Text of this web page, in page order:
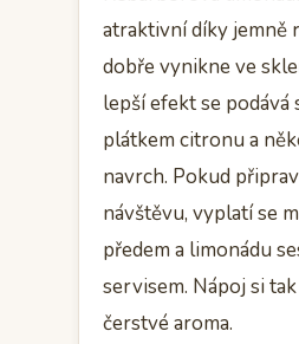
atraktivní díky jemně
dobře vynikne ve
lepší efekt se podává
plátkem citronu a
navrch. Pokud
návštěvu, vyplatí se
předem a limonádu
servisem. Nápoj si
čerstvé aroma.